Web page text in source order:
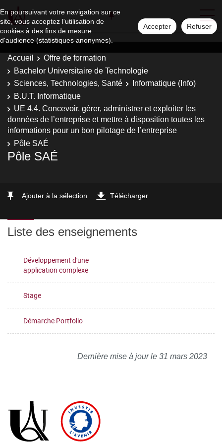
En poursuivant votre navigation sur ce
site, vous acceptez l'utilisation de
cookies à des fins de mesure
d'audience (statistiques anonymes).
Accepter Refuser
Accueil
Offre de formation
Bachelor Universitaire de Technologie
Sciences, Technologies, Santé
Informatique (Info)
B.U.T. Informatique
UE 4.4. Concevoir, gérer, administrer et exploiter les
données de l’entreprise et mettre à disposition toutes les
informations pour un bon pilotage de l’entreprise
Pôle SAÉ
Pôle SAÉ
Ajouter à la sélection Télécharger
Liste des enseignements
Développement d'une
application complexe
Stage
Démarche Portfolio
Dernière mise à jour le 31 mars 2023